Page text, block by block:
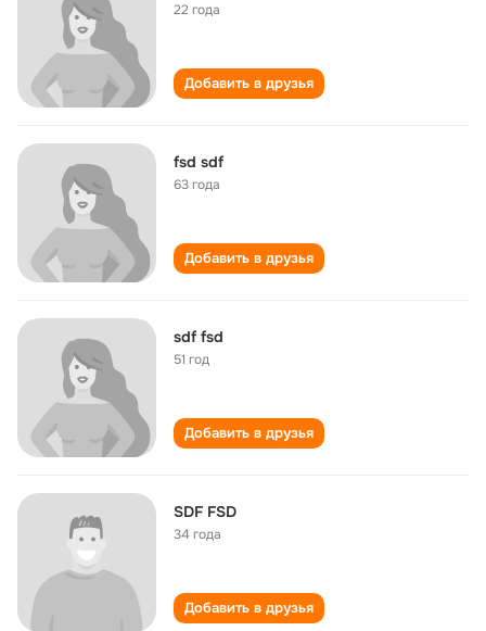
22 года
Добавить в друзья
fsd sdf
63 года
Добавить в друзья
sdf fsd
51 год
Добавить в друзья
SDF FSD
34 года
Добавить в друзья